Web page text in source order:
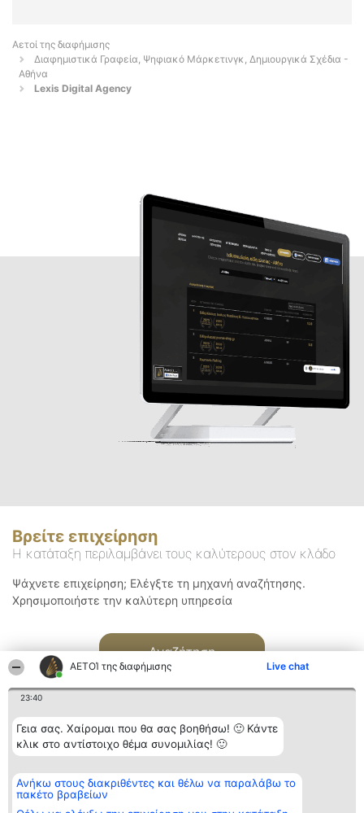
ΑΕΤΟΊ της διαφήμισης Live chat
23:40
Γεια σας. Χαίρομαι που θα σας βοηθήσω! 🙂 Κάντε
κλικ στο αντίστοιχο θέμα συνομιλίας! 🙂
Ανήκω στους διακριθέντες και θέλω να παραλάβω το
πακέτο βραβείων
Αετοί της διαφήμισης
Διαφημιστικά Γραφεία, Ψηφιακό Μάρκετινγκ, Δημιουργικά Σχέδια -
Αθήνα
Lexis Digital Agency
Βρείτε επιχείρηση
Η κατάταξη περιλαμβάνει τους καλύτερους στον κλάδο
Ψάχνετε επιχείρηση; Ελέγξτε τη μηχανή αναζήτησης.
Χρησιμοποιήστε την καλύτερη υπηρεσία
Αναζήτηση
Διοργανωτής της
κατάταξης
BEAUTIFUL COMPANY
Κατάταξη
Διακριθέντες
των
Επικοινωνία
Επικοινωνία